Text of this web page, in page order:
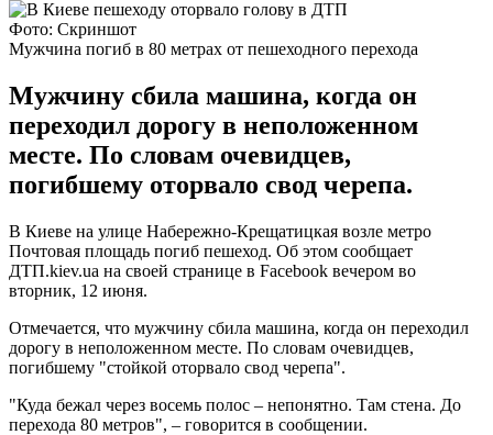
Фото: Скриншот
Мужчина погиб в 80 метрах от пешеходного перехода
Мужчину сбила машина, когда он
переходил дорогу в неположенном
месте. По словам очевидцев,
погибшему оторвало свод черепа.
В Киеве на улице Набережно-Крещатицкая возле метро
Почтовая площадь погиб пешеход. Об этом сообщает
ДТП.kiev.ua на своей странице в Facebook вечером во
вторник, 12 июня.
Отмечается, что мужчину сбила машина, когда он переходил
дорогу в неположенном месте. По словам очевидцев,
погибшему "стойкой оторвало свод черепа".
"Куда бежал через восемь полос – непонятно. Там стена. До
перехода 80 метров", – говорится в сообщении.